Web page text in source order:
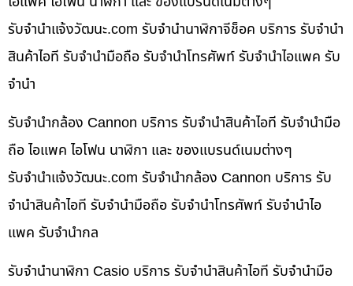
รับจํานําแจ้งวัฒนะ.com รับจำนำนาฬิกาจีช็อค บริการ รับจำนำ
สินค้าไอที รับจำนำมือถือ รับจำนำโทรศัพท์ รับจำนำไอแพค รับ
จำนำ
รับจำนำกล้อง Cannon บริการ รับจำนำสินค้าไอที รับจำนำมือ
ถือ ไอแพค ไอโฟน นาฬิกา และ ของแบรนด์เนมต่างๆ
รับจํานําแจ้งวัฒนะ.com รับจำนำกล้อง Cannon บริการ รับ
จำนำสินค้าไอที รับจำนำมือถือ รับจำนำโทรศัพท์ รับจำนำไอ
แพค รับจำนำกล
รับจำนำนาฬิกา Casio บริการ รับจำนำสินค้าไอที รับจำนำมือ